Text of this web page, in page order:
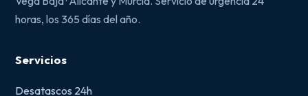
horas, los 365 días del año.
Servicios
Desatascos 24h